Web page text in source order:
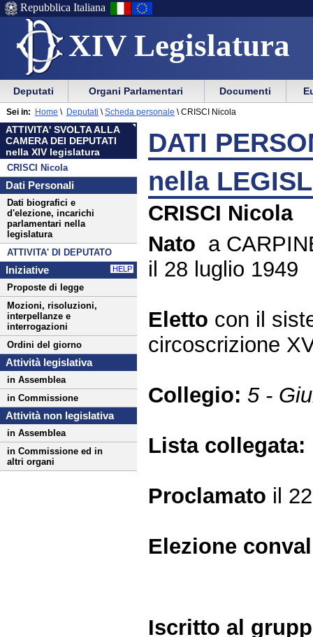
XIV Legislatura
Menu
di
ausilio
alla
navigazione
Vai
Menu
di
navigazione
principale
Repubblica Italiana
Menu
di
navigazione
principale
Vai
menu
di
sezione
Deputati Organi Parlamentari Documenti
ATTIVITA' SVOLTA ALLA
CAMERA DEI DEPUTATI
nella XIV legislatura
CRISCI Nicola
Dati Personali
Dati biografici e
d'elezione, incarichi
parlamentari nella
legislatura
ATTIVITA' DI DEPUTATO
Iniziative HELP
Proposte di legge
Mozioni, risoluzioni,
interpellanze e
interrogazioni
Ordini del giorno
Attività legislativa
in Assemblea
in Commissione
Attività non legislativa
in Assemblea
in Commissione ed in
altri organi
Sei in: Home \ Deputati \ Scheda personale \ CRISCI Nicola
DATI
nella
CRISCI Nicola
Nato a
il 28 luglio 1949
Eletto con il
circoscrizione
Collegio: 5 -
Lista collegata:
Proclamato il
Elezione
Iscritto al